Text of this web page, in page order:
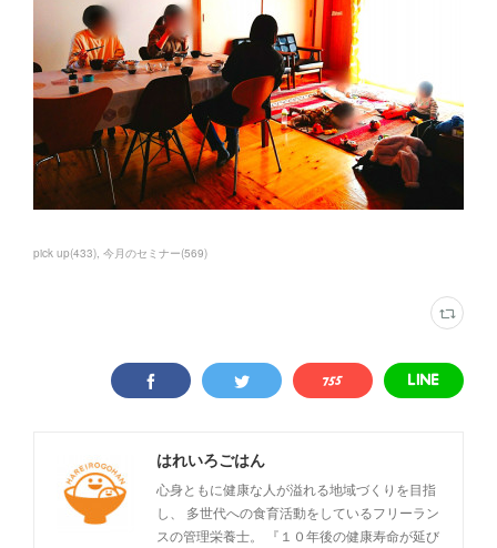
pick up(433) 今月のセミナー(569)
はれいろごはん
心身ともに健康な人が溢れる地域づくりを目指
し、 多世代への食育活動をしているフリーラン
スの管理栄養士。 『１０年後の健康寿命が延び